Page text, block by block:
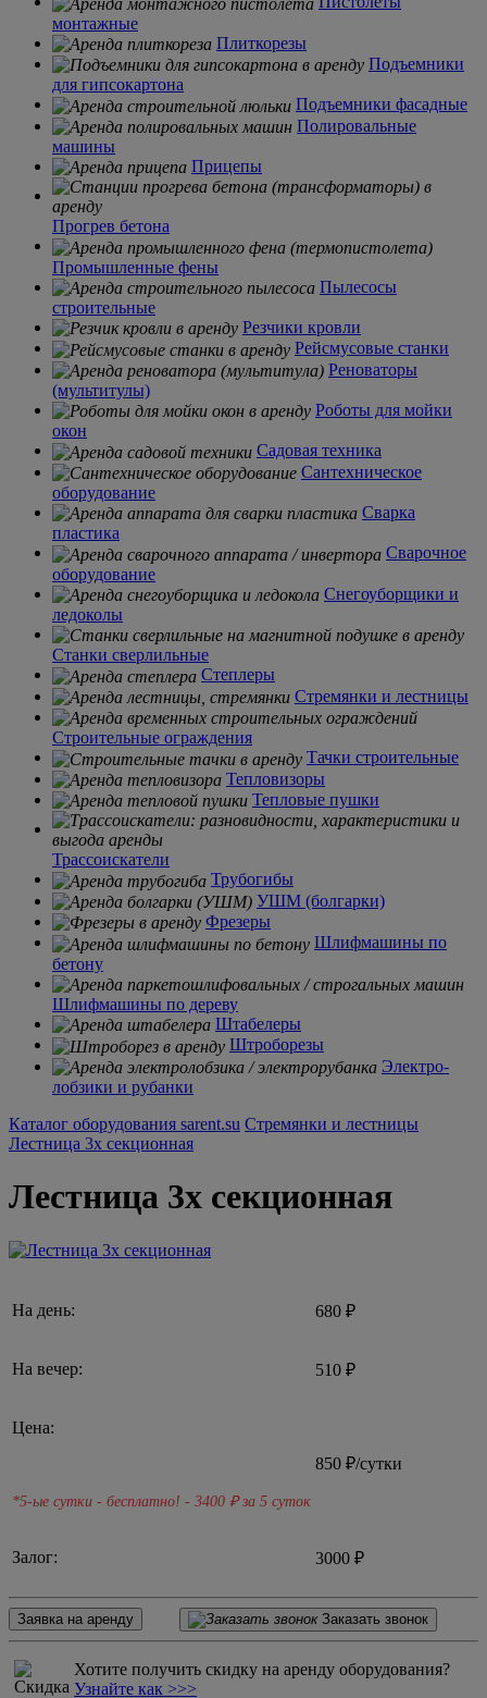
монтажные
Плиткорезы
Подъемники
для гипсокартона
Подъемники фасадные
Полировальные
машины
Прицепы
Прогрев бетона
Промышленные фены
Пылесосы
строительные
Резчики кровли
Рейсмусовые станки
Реноваторы
(мультитулы)
Роботы для мойки
окон
Садовая техника
Сантехническое
оборудование
Сварка
пластика
Сварочное
оборудование
Снегоуборщики и
ледоколы
Станки сверлильные
Степлеры
Стремянки и лестницы
Строительные ограждения
Тачки строительные
Тепловизоры
Тепловые пушки
Трассоискатели
Трубогибы
УШМ (болгарки)
Фрезеры
Шлифмашины по
бетону
Шлифмашины по дереву
Штабелеры
Штроборезы
Электро-
лобзики и рубанки
Каталог оборудования sarent.su Стремянки и лестницы
Лестница 3х секционная
Лестница 3х секционная
На день: 680 ₽
На вечер: 510 ₽
Цена:
*5-ые сутки - бесплатно! - 3400 ₽ за 5 суток
850 ₽/сутки
Залог: 3000 ₽
Заявка на аренду Заказать звонок
Хотите получить скидку на аренду оборудования?
Узнайте как >>>